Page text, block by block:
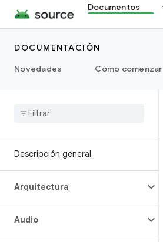
Documentos
DOCUMENTACIÓN
Novedades
Cómo comenzar
Descripción general
Arquitectura
Audio